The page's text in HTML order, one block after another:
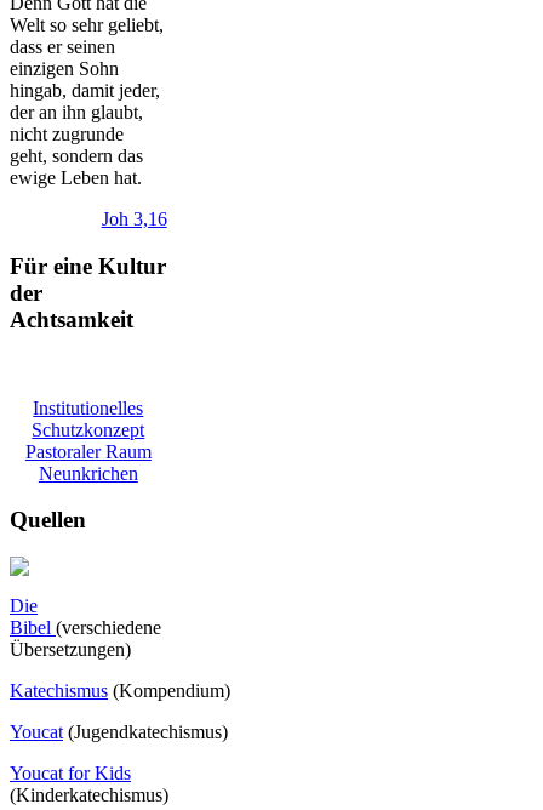
Welt so sehr geliebt,
dass er seinen
einzigen Sohn
hingab, damit jeder,
der an ihn glaubt,
nicht zugrunde
geht, sondern das
ewige Leben hat.
Joh 3,16
Für eine Kultur
der
Achtsamkeit
Institutionelles
Schutzkonzept
Pastoraler Raum
Neunkrichen
Quellen
Die
Bibel (verschiedene
Übersetzungen)
Katechismus (Kompendium)
Youcat (Jugendkatechismus)
Youcat for Kids
(Kinderkatechismus)